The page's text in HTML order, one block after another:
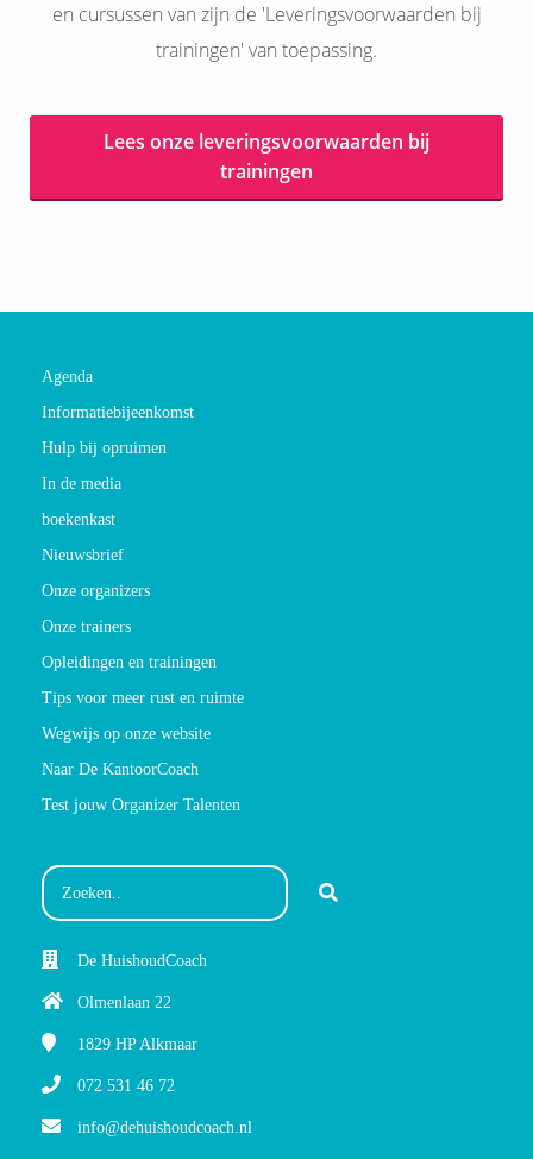
en cursussen van zijn de 'Leveringsvoorwaarden bij
trainingen' van toepassing.
Lees onze leveringsvoorwaarden bij
trainingen
Agenda
Informatiebijeenkomst
Hulp bij opruimen
In de media
boekenkast
Nieuwsbrief
Onze organizers
Onze trainers
Opleidingen en trainingen
Tips voor meer rust en ruimte
Wegwijs op onze website
Naar De KantoorCoach
Test jouw Organizer Talenten
De HuishoudCoach
Olmenlaan 22
1829 HPAlkmaar
072 531 46 72
info@dehuishoudcoach.nl